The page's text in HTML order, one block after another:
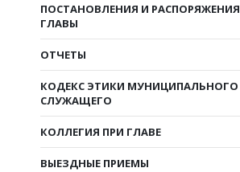
ПОСТАНОВЛЕНИЯ И РАСПОРЯЖЕНИЯ
ГЛАВЫ
ОТЧЕТЫ
КОДЕКС ЭТИКИ МУНИЦИПАЛЬНОГО
СЛУЖАЩЕГО
КОЛЛЕГИЯ ПРИ ГЛАВЕ
ВЫЕЗДНЫЕ ПРИЕМЫ